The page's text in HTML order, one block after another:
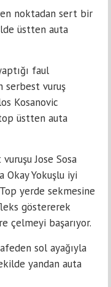
noktadan sert bir
üstten auta
faul
serbest vuruş
Kosanovic
üstten auta
Jose Sosa
Okay Yokuşlu iyi
yerde sekmesine
göstererek
çelmeyi başarıyor.
sol ayağıyla
yandan auta